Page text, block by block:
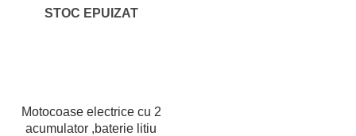
STOC EPUIZAT
Motocoase electrice cu 2
acumulator ,baterie litiu